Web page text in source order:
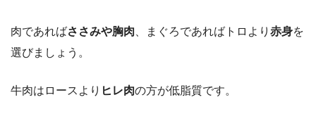
肉であればささみや胸肉 、まぐろであればトロより 赤身を
選びましょう。
牛肉はロースより ヒレ肉の方が低脂質です。